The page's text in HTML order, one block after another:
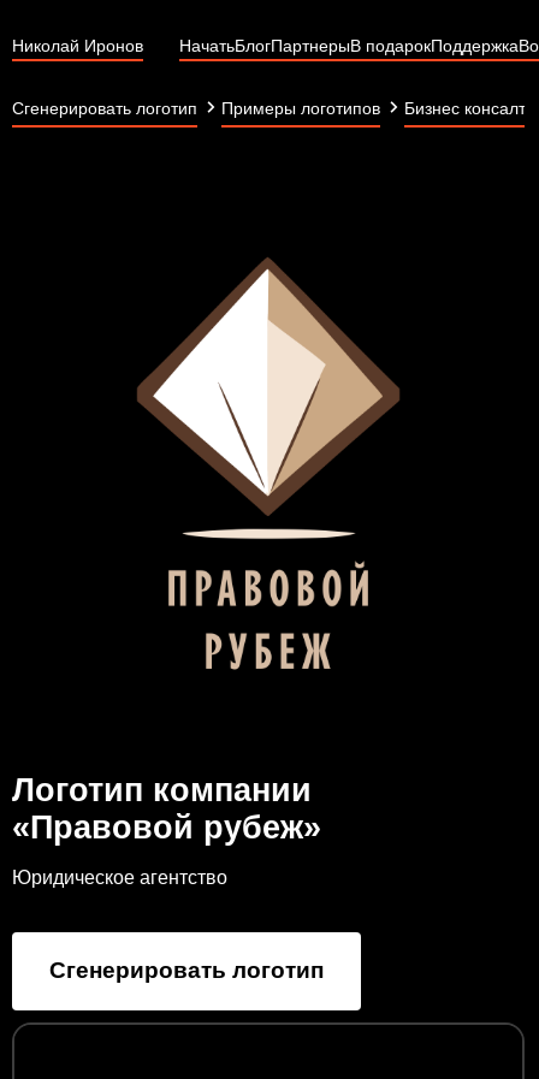
Николай Иронов НачатьБлогПартнерыВ подарокПоддержка
Сгенерировать логотип Примеры логотипов Бизнес
Логотип компании
«Правовой рубеж»
Юридическое агентство
Сгенерировать логотип